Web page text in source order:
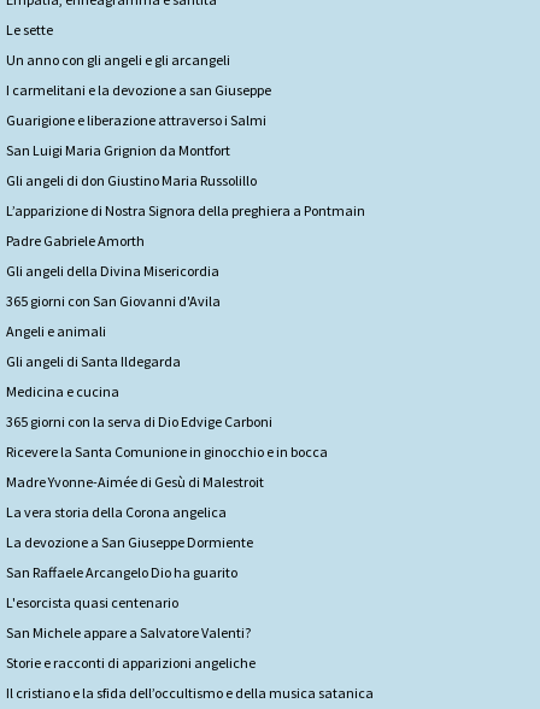
Le sette
Un anno con gli angeli e gli arcangeli
I carmelitani e la devozione a san Giuseppe
Guarigione e liberazione attraverso i Salmi
San Luigi Maria Grignion da Montfort
Gli angeli di don Giustino Maria Russolillo
L’apparizione di Nostra Signora della preghiera a Pontmain
Padre Gabriele Amorth
Gli angeli della Divina Misericordia
365 giorni con San Giovanni d'Avila
Angeli e animali
Gli angeli di Santa Ildegarda
Medicina e cucina
365 giorni con la serva di Dio Edvige Carboni
Ricevere la Santa Comunione in ginocchio e in bocca
Madre Yvonne-Aimée di Gesù di Malestroit
La vera storia della Corona angelica
La devozione a San Giuseppe Dormiente
San Raffaele Arcangelo Dio ha guarito
L'esorcista quasi centenario
San Michele appare a Salvatore Valenti?
Storie e racconti di apparizioni angeliche
Il cristiano e la sfida dell’occultismo e della musica satanica